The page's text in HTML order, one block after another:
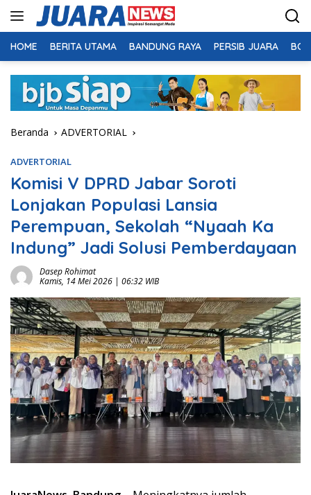
HOME BERITA UTAMA BANDUNG RAYA PERSIB JUARA
Beranda ADVERTORIAL
ADVERTORIAL
Komisi V DPRD Jabar Soroti
Lonjakan Populasi Lansia
Perempuan, Sekolah “Nyaah Ka
Indung” Jadi Solusi Pemberdayaan
Dasep Rohimat
Kamis, 14 Mei 2026 | 06:32 WIB